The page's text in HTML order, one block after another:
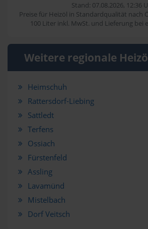
Stand: 07.08.2026, 12:36
Preise für Heizöl in Standardqualität nach
100 Liter inkl. MwSt. und Lieferung bei
Weitere regionale
Heimschuh
Rattersdorf-Liebing
Sattledt
Terfens
Ossiach
Fürstenfeld
Assling
Lavamünd
Mistelbach
Dorf Veitsch